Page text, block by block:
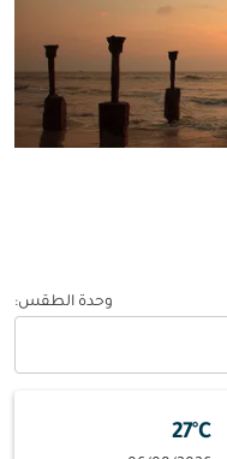
وحدة الطقس:
27°C